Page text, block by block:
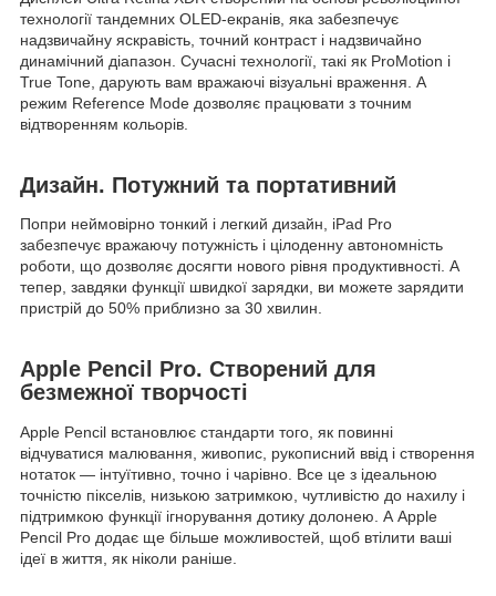
технології тандемних OLED-екранів, яка забезпечує
надзвичайну яскравість, точний контраст і надзвичайно
динамічний діапазон. Сучасні технології, такі як ProMotion і
True Tone, дарують вам вражаючі візуальні враження. А
режим Reference Mode дозволяє працювати з точним
відтворенням кольорів.
Дизайн. Потужний та портативний
Попри неймовірно тонкий і легкий дизайн, iPad Pro
забезпечує вражаючу потужність і цілоденну автономність
роботи, що дозволяє досягти нового рівня продуктивності. А
тепер, завдяки функції швидкої зарядки, ви можете зарядити
пристрій до 50% приблизно за 30 хвилин.
Apple Pencil Pro. Створений для
безмежної творчості
Apple Pencil встановлює стандарти того, як повинні
відчуватися малювання, живопис, рукописний ввід і створення
нотаток — інтуїтивно, точно і чарівно. Все це з ідеальною
точністю пікселів, низькою затримкою, чутливістю до нахилу і
підтримкою функції ігнорування дотику долонею. А Apple
Pencil Pro додає ще більше можливостей, щоб втілити ваші
ідеї в життя, як ніколи раніше.